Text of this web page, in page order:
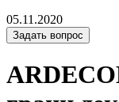
05.11.2020
Задать вопрос